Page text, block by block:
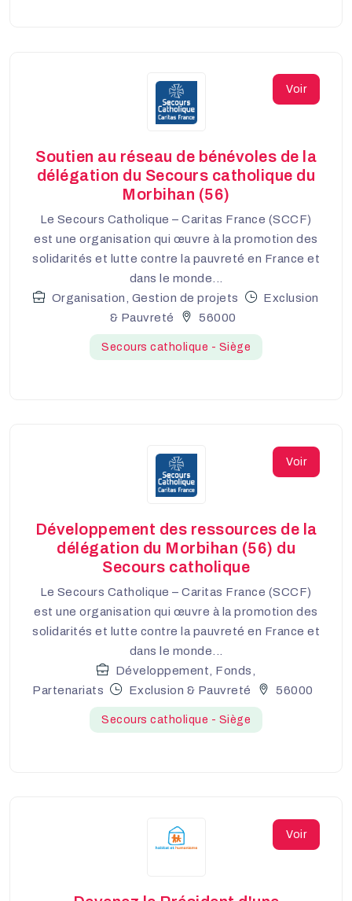
Voir
Soutien au réseau de bénévoles de la
délégation du Secours catholique du
Morbihan (56)
Le Secours Catholique – Caritas France (SCCF)
est une organisation qui œuvre à la promotion des
solidarités et lutte contre la pauvreté en France et
dans le monde...
Organisation, Gestion de projets
Exclusion
& Pauvreté
56000
Secours catholique - Siège
Voir
Développement des ressources de la
délégation du Morbihan (56) du
Secours catholique
Le Secours Catholique – Caritas France (SCCF)
est une organisation qui œuvre à la promotion des
solidarités et lutte contre la pauvreté en France et
dans le monde...
Développement, Fonds,
Partenariats
Exclusion & Pauvreté 56000
Secours catholique - Siège
Voir